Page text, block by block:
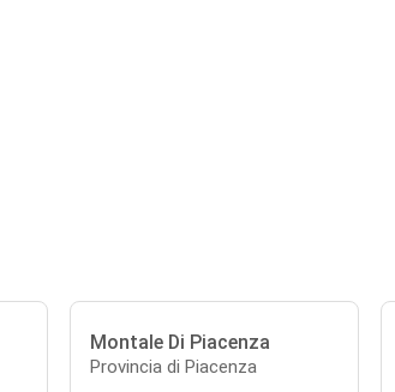
Montale Di Piacenza
Provincia di Piacenza